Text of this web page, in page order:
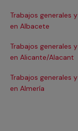
Trabajos generales
en Albacete
Trabajos generales
en Alicante/Alacant
Trabajos generales
en Almería